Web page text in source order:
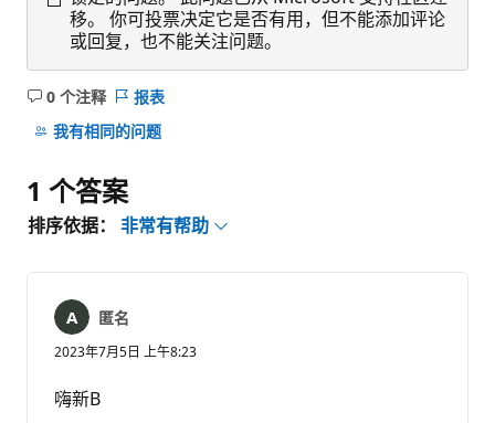
移。 你可投票决定它是否有用，但不能添加评论
或回复，也不能关注问题。
0 个注释
无
注
报表
我有相同的问题
1 个答案
排序依据： 非常有帮助
匿名
2023年7月5日 上午8:23
嗨新B